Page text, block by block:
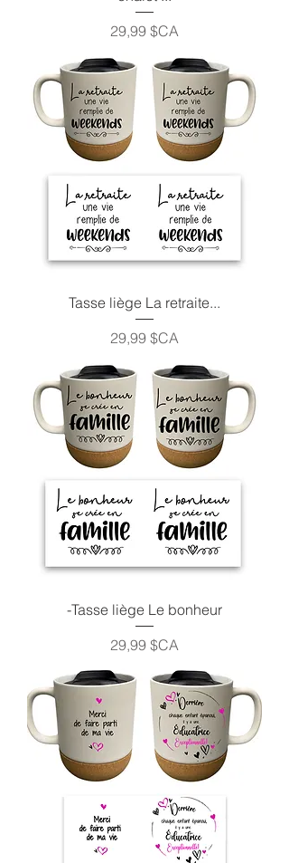
Prix
29,99 $CA
Tasse liège La retraite...
Prix
29,99 $CA
-Tasse liège Le bonheur
Prix
29,99 $CA